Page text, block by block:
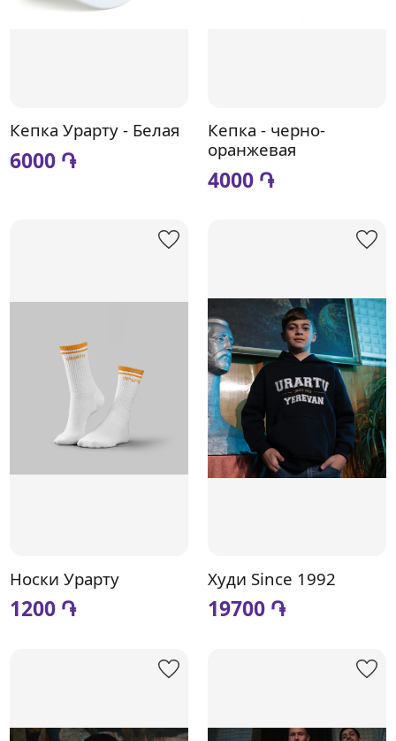
Кепка Урарту - Белая
6000 ֏
Кепка - черно-
оранжевая
4000 ֏
Носки Урарту
1200 ֏
Худи Since 1992
19700 ֏